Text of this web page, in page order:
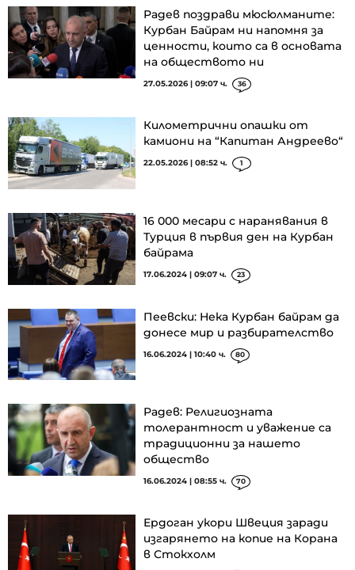
Радев поздрави мюсюлманите:
Курбан Байрам ни напомня за
ценности, които са в основата
на обществото ни
27.05.2026 | 09:07 ч. 36
Километрични опашки от
камиони на “Капитан Андреево“
22.05.2026 | 08:52 ч. 1
16 000 месари с наранявания в
Турция в първия ден на Курбан
байрама
17.06.2024 | 09:07 ч. 23
Пеевски: Нека Курбан байрам да
донесе мир и разбирателство
16.06.2024 | 10:40 ч. 80
Радев: Религиозната
толерантност и уважение са
традиционни за нашето
общество
16.06.2024 | 08:55 ч. 70
Ердоган укори Швеция заради
изгарянето на копие на Корана
в Стокхолм